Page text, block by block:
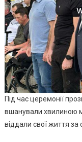
Під час церемонії
вшанували хвилиною
віддали свої життя